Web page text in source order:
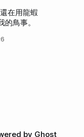
在用龍蝦
的鳥事。
by Ghost